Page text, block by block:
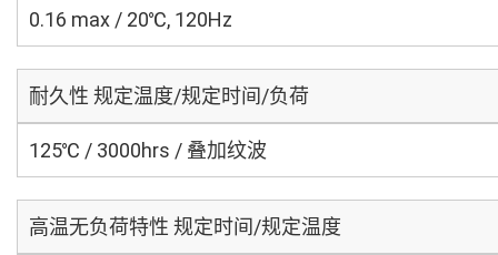
0.16 max / 20℃, 120Hz
耐久性 规定温度/规定时间/负荷
125℃ / 3000hrs / 叠加纹波
高温无负荷特性 规定时间/规定温度